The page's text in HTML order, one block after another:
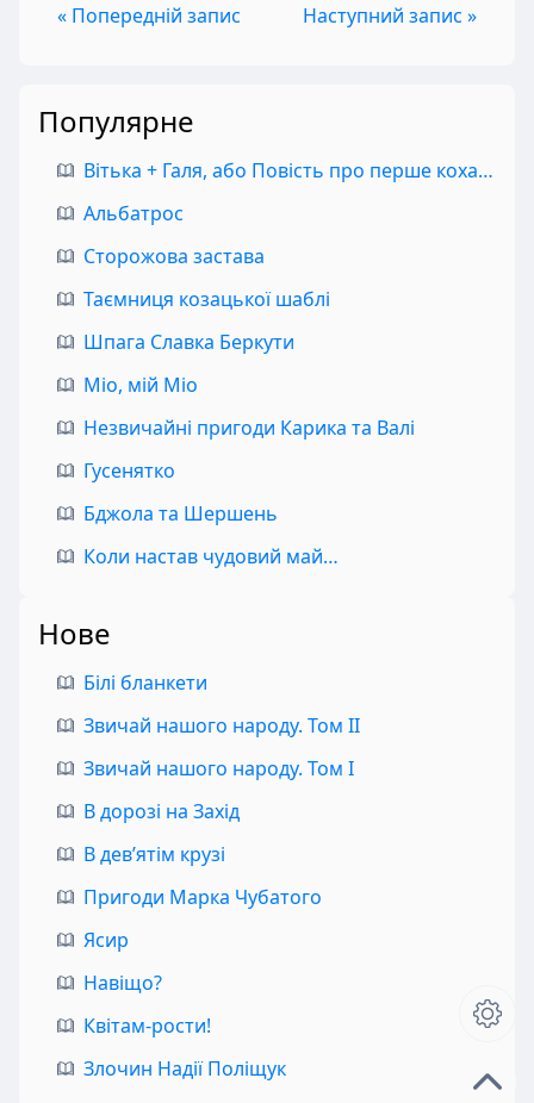
« Попередній запис Наступний запис »
Популярне
Вітька + Галя, або Повість про перше кохання
Альбатрос
Сторожова застава
Таємниця козацької шаблі
Шпага Славка Беркути
Міо, мій Міо
Незвичайні пригоди Карика та Валі
Гусенятко
Бджола та Шершень
Коли настав чудовий май…
Нове
Білі бланкети
Звичай нашого народу. Том II
Звичай нашого народу. Том I
В дорозі на Захід
В дев’ятім крузі
Пригоди Марка Чубатого
Ясир
Навіщо?
Квітам-рости!
Злочин Надії Поліщук